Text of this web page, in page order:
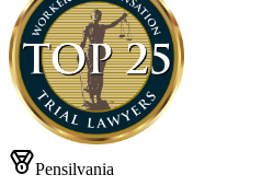
Pensilvania